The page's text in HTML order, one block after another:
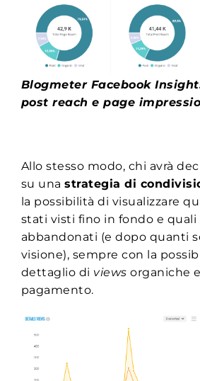
Blogmeter Facebook
post reach e page
Allo stesso modo, chi avrà
su unastrategia di
la possibilità di visualizzare
stati visti fino in fondo e quali
abbandonati (e dopo quanti
visione), sempre con la
dettaglio di views organiche e
pagamento.